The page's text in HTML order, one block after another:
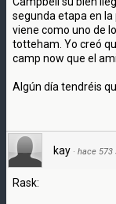
segunda etapa en
viene como uno de
totteham. Yo creó
camp now que el
Algún día tendréis
kay · hace 573
Rask: